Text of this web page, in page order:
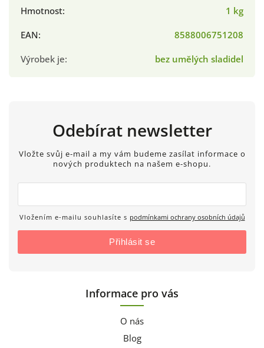
Hmotnost:
1 kg
EAN:
8588006751208
Výrobek je: bez umělých sladidel
Odebírat newsletter
Vložte svůj e-mail a my vám budeme zasílat informace o
nových produktech na našem e-shopu.
Vložením e-mailu souhlasíte s podmínkami ochrany osobních údajů
Přihlásit se
Informace pro vás
O nás
Blog